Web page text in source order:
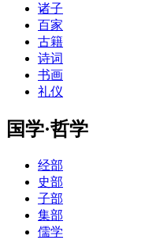
诸子
百家
古籍
诗词
书画
礼仪
国学·哲学
经部
史部
子部
集部
儒学